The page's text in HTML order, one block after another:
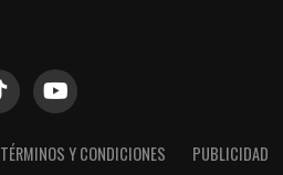
TÉRMINOS Y CONDICIONES PUBLICIDAD